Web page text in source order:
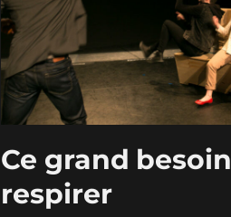
Ce grand
respirer